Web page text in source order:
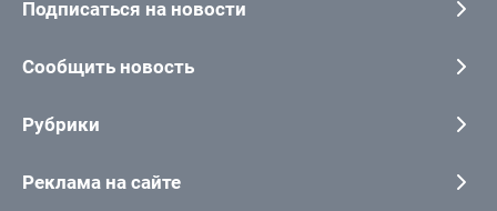
Подписаться на новости
Сообщить новость
Рубрики
Реклама на сайте